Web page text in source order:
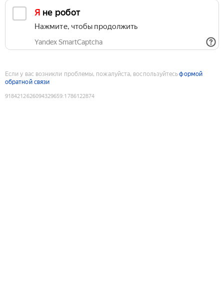
Я не робот
Нажмите, чтобы продолжить
Yandex SmartCaptcha
Если у вас возникли проблемы, пожалуйста, воспользуйтесьформой
обратной связи
9184212626094329659:1786122874